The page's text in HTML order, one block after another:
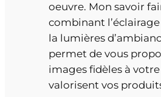
oeuvre. Mon savoir
combinant
la lumières
permet de vous
images fidèles à
valorisent vos